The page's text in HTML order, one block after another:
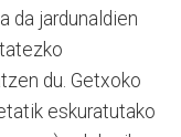
da jardunaldien
du. Getxoko
eskuratutako